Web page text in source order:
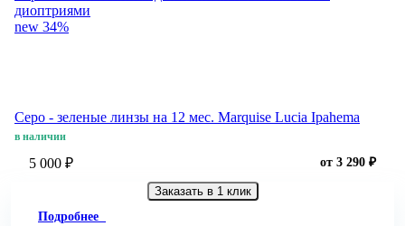
new 34%
Серо - зеленые линзы на 12 мес. Marquise Lucia Ipahema
в наличии
5 000 ₽ от 3 290 ₽
Заказать в 1 клик
Подробнее